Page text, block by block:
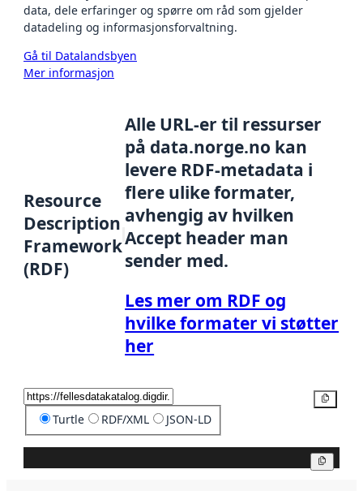
data, dele erfaringer og spørre om råd som gjelder
datadeling og informasjonsforvaltning.
Gå til Datalandsbyen
Mer informasjon
Resource
Description
Framework
(RDF)
Alle URL-er til ressurser
på data.norge.no kan
levere RDF-metadata i
flere ulike formater,
avhengig av hvilken
Accept header man
sender med.
Les mer om RDF og
hvilke formater vi støtter
her
Turtle RDF/XML JSON-LD